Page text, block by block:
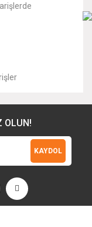
OLUN!
KAYDOL